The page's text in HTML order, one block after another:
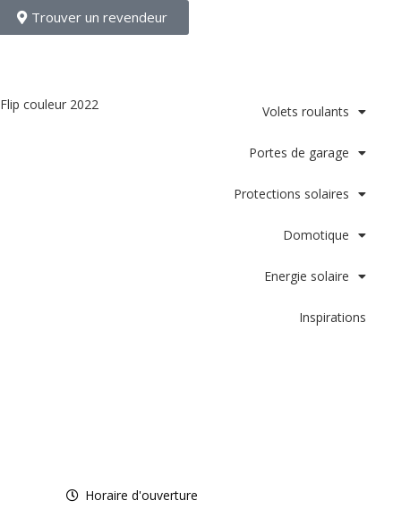
Trouver un revendeur
Volets roulants
Portes de garage
Protections solaires
Domotique
Energie solaire
Inspirations
Horaire d'ouverture